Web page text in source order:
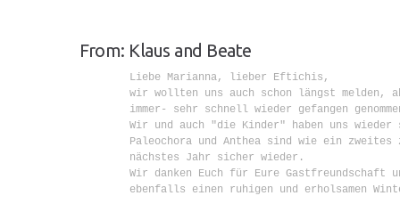
From: Klaus and Beate
        Liebe Marianna, lieber Eftichis,
wir wollten uns auch schon längst melden,
immer- sehr schnell wieder gefangen
Wir und auch "die Kinder" haben uns wieder
Paleochora und Anthea sind wie ein zweites
        nächstes Jahr sicher wieder.
Wir danken Euch für Eure Gastfreundschaft
ebenfalls einen ruhigen und erholsamen